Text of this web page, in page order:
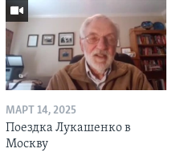
МАРТ 14, 2025
Поездка Лукашенко в
Москву